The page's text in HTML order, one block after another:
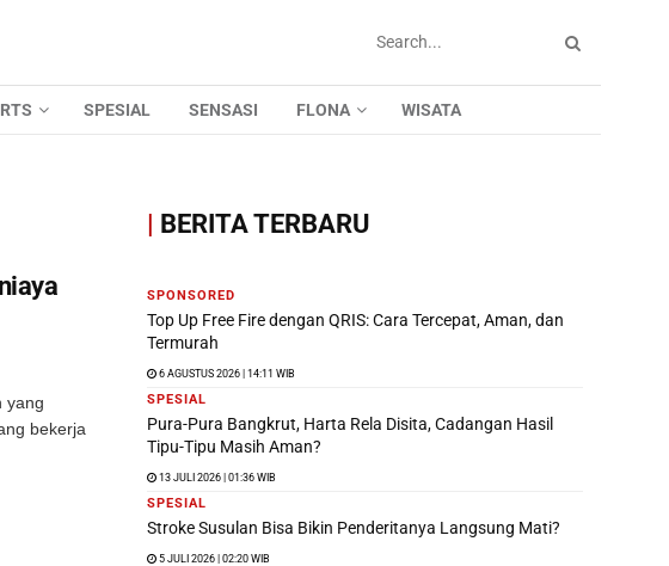
SPESIAL SENSASI FLONA WISATA
yang
bekerja
| BERITA TERBARU
SPONSORED
Top Up Free Fire dengan QRIS: Cara Tercepat, Aman, dan
Termurah
6 AGUSTUS 2026 | 14:11 WIB
SPESIAL
Pura-Pura Bangkrut, Harta Rela Disita, Cadangan Hasil
Tipu-Tipu Masih Aman?
13 JULI 2026 | 01:36 WIB
SPESIAL
Stroke Susulan Bisa Bikin Penderitanya Langsung Mati?
5 JULI 2026 | 02:20 WIB